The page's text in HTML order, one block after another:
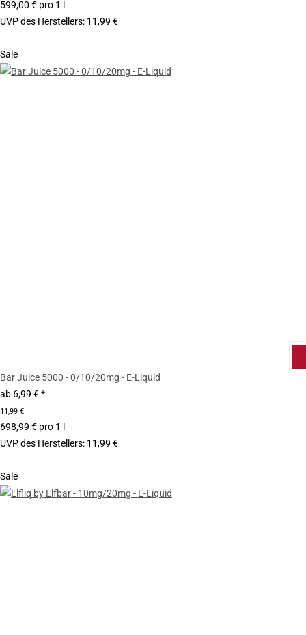
599,00 € pro 1 l
UVP des Herstellers: 11,99 €
Sale
Bar Juice 5000 - 0/10/20mg - E-Liquid
ab 6,99 €*
11,99 €
698,99 € pro 1 l
UVP des Herstellers: 11,99 €
Sale